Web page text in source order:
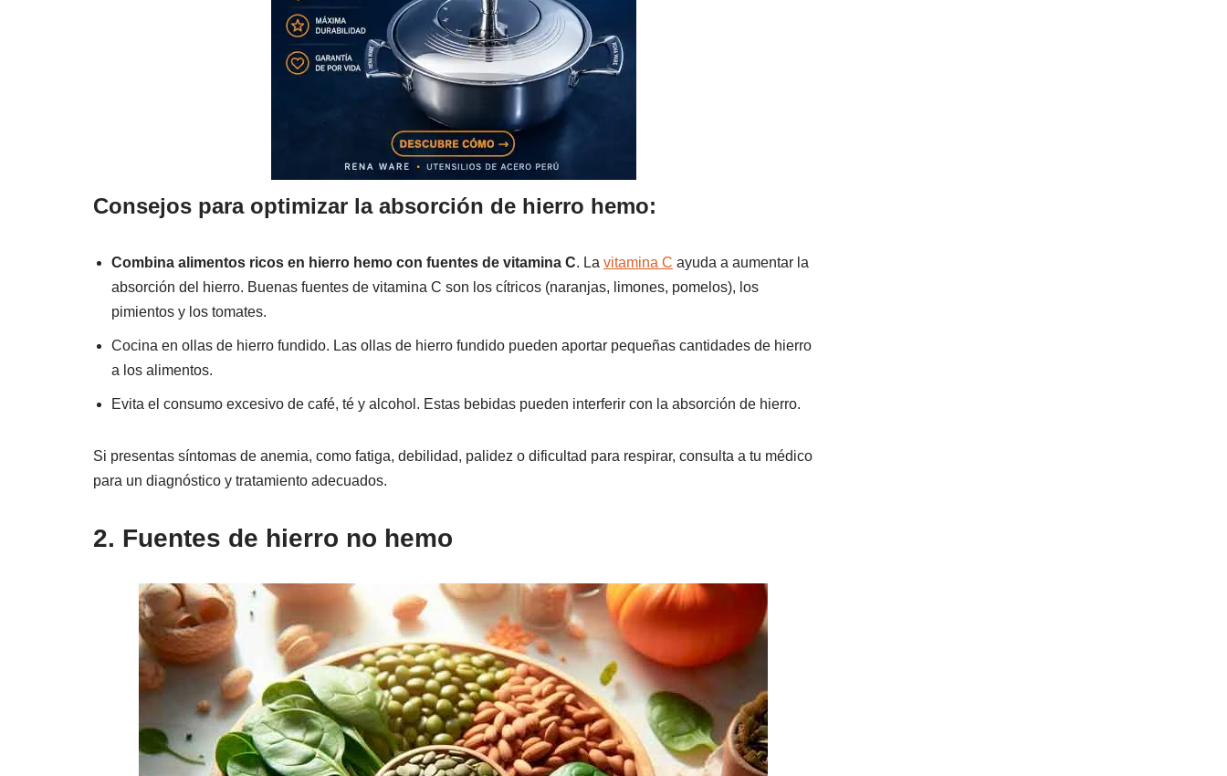
Consejos para optimizar la absorción de hierro hemo:
Combina alimentos ricos en hierro hemo con fuentes de vitamina C. La vitamina C ayuda a aumentar la
absorción del hierro. Buenas fuentes de vitamina C son los cítricos (naranjas, limones, pomelos), los
pimientos y los tomates.
Cocina en ollas de hierro fundido. Las ollas de hierro fundido pueden aportar pequeñas cantidades de hierro
a los alimentos.
Evita el consumo excesivo de café, té y alcohol. Estas bebidas pueden interferir con la absorción de hierro.
Si presentas síntomas de anemia, como fatiga, debilidad, palidez o dificultad para respirar, consulta a tu médico
para un diagnóstico y tratamiento adecuados.
2. Fuentes de hierro no hemo